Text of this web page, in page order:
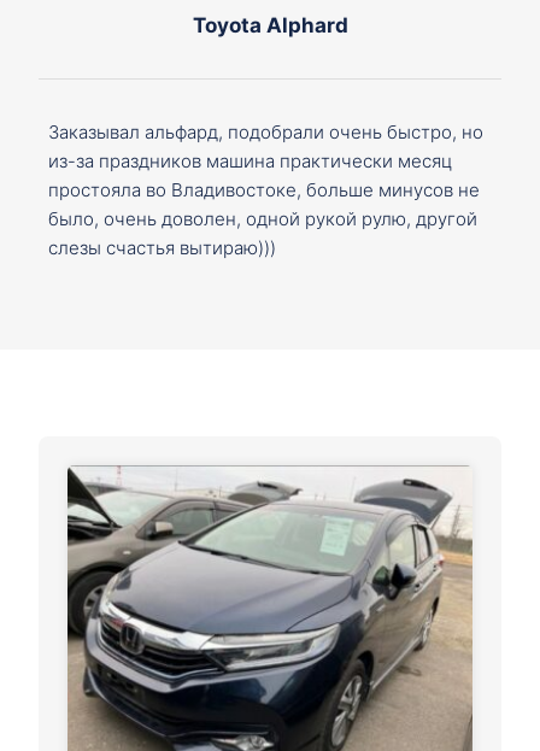
Toyota Alphard
Заказывал альфард, подобрали очень быстро, но
из-за праздников машина практически месяц
простояла во Владивостоке, больше минусов не
было, очень доволен, одной рукой рулю, другой
слезы счастья вытираю)))